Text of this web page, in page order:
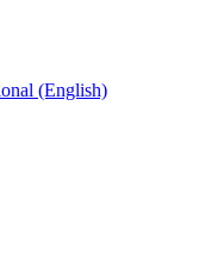
(English)